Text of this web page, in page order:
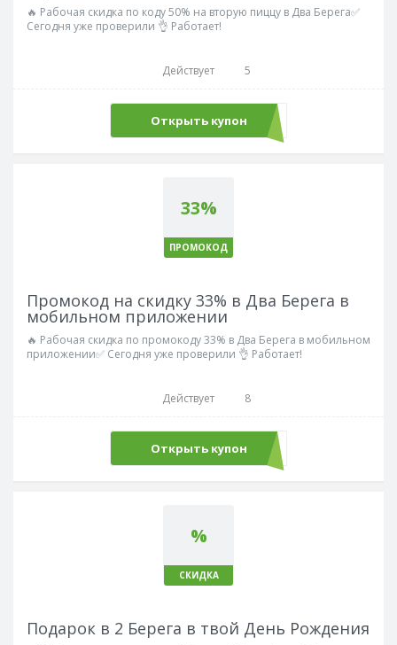
🔥 Рабочая скидка по коду 50% на вторую пиццу в Два Берега✅
Сегодня уже проверили 👌 Работает!
Действует 5
Открыть купонPIZZA50
33%
ПРОМОКОД
Промокод на скидку 33% в Два Берега в
мобильном приложении
🔥 Рабочая скидка по промокоду 33% в Два Берега в мобильном
приложении✅ Сегодня уже проверили 👌 Работает!
Действует 8
Открыть купонБЕРУ33
%
СКИДКА
Подарок в 2 Берега в твой День Рождения